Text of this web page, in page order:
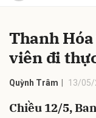
Thanh
viên đi
Quỳnh Trâm 13/05/
Chiều 12/5,